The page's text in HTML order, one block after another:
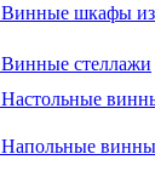
Винные шкафы из
Винные стеллажи
Настольные
Напольные